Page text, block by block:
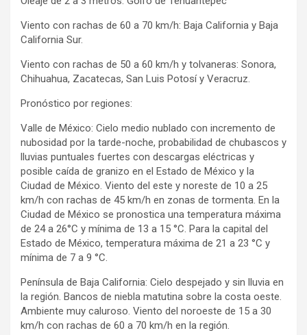
Viento con rachas de 60 a 70 km/h: Baja California y Baja
California Sur.
Viento con rachas de 50 a 60 km/h y tolvaneras: Sonora,
Chihuahua, Zacatecas, San Luis Potosí y Veracruz.
Pronóstico por regiones:
Valle de México: Cielo medio nublado con incremento de
nubosidad por la tarde-noche, probabilidad de chubascos y
lluvias puntuales fuertes con descargas eléctricas y
posible caída de granizo en el Estado de México y la
Ciudad de México. Viento del este y noreste de 10 a 25
km/h con rachas de 45 km/h en zonas de tormenta. En la
Ciudad de México se pronostica una temperatura máxima
de 24 a 26°C y mínima de 13 a 15 °C. Para la capital del
Estado de México, temperatura máxima de 21 a 23 °C y
mínima de 7 a 9 °C.
Península de Baja California: Cielo despejado y sin lluvia en
la región. Bancos de niebla matutina sobre la costa oeste.
Ambiente muy caluroso. Viento del noroeste de 15 a 30
km/h con rachas de 60 a 70 km/h en la región.